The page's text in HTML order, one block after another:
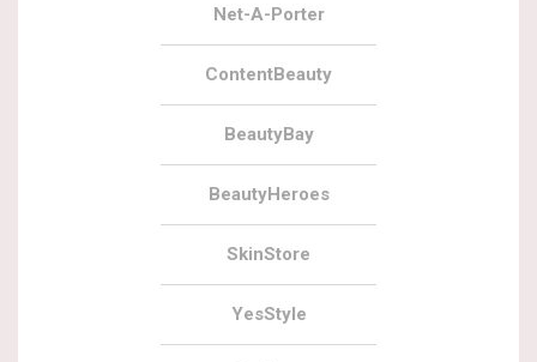
Net-A-Porter
ContentBeauty
BeautyBay
BeautyHeroes
SkinStore
YesStyle